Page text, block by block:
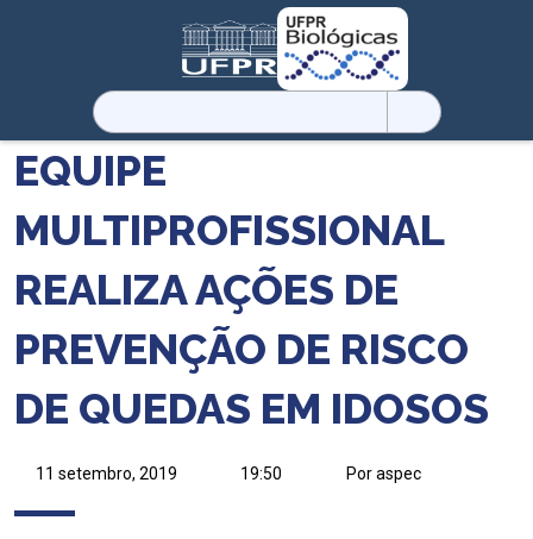
Pesquisar
por:
EQUIPE
MULTIPROFISSIONAL
REALIZA AÇÕES DE
PREVENÇÃO DE RISCO
DE QUEDAS EM IDOSOS
11 setembro, 2019 19:50 Por aspec